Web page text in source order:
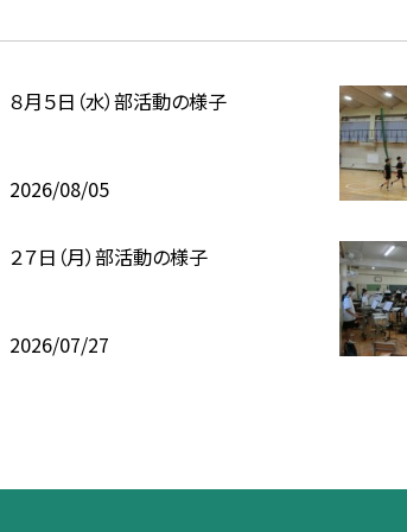
８月５日（水）部活動の様子
2026/08/05
２７日（月）部活動の様子
2026/07/27